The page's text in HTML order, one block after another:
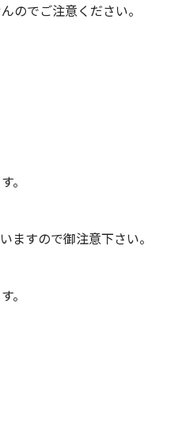
のでご注意ください。
。
ますので御注意下さい。
。